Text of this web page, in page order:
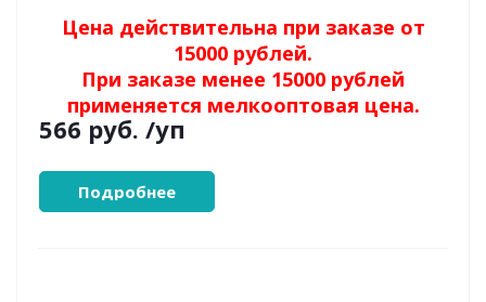
Цена действительна при заказе от
15000 рублей.
При заказе менее 15000 рублей
применяется мелкооптовая цена.
566 руб. /уп
Подробнее